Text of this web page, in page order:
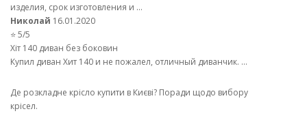
изделия, срок изготовления и ...
Николай 16.01.2020
⭐ 5/5
Хіт 140 диван без боковин
Купил диван Хит 140 и не пожалел, отличный диванчик. ...
Де розкладне крісло купити в Києві? Поради щодо вибору
крісел.